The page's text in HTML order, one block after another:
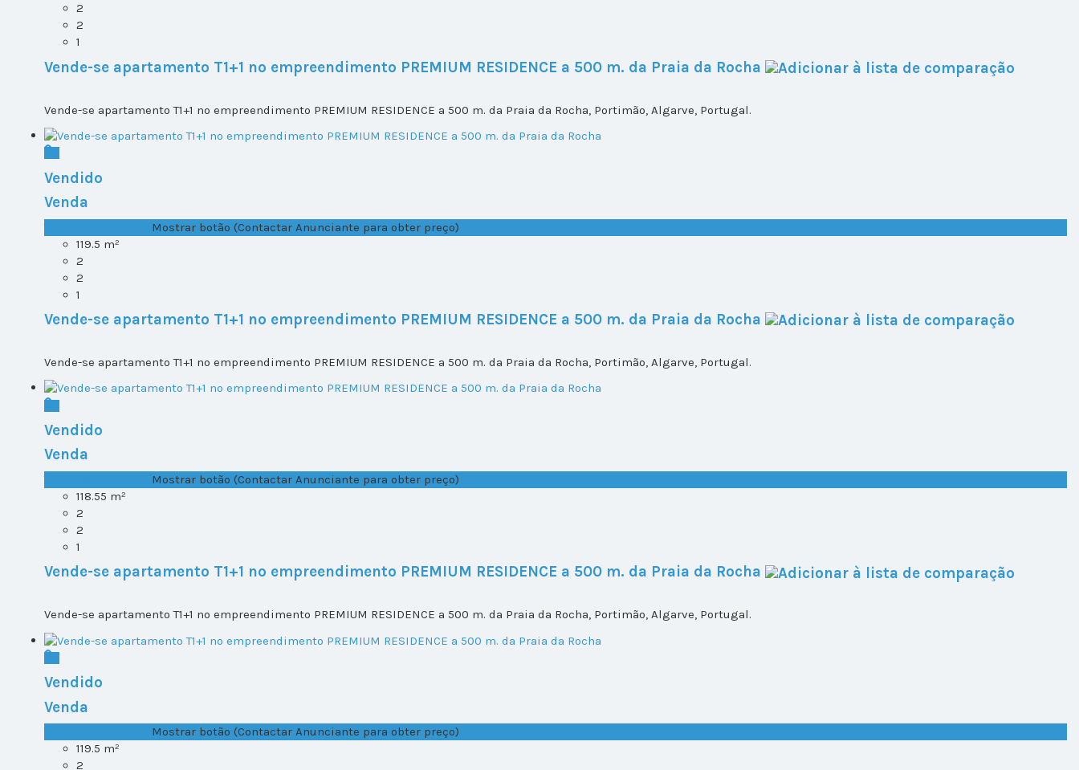
2
2
1
Vende-se apartamento T1+1 no empreendimento PREMIUM RESIDENCE a 500 m. da Praia da Rocha
Vende-se apartamento T1+1 no empreendimento PREMIUM RESIDENCE a 500 m. da Praia da Rocha, Portimão, Algarve, Portugal.
Vendido
Venda
Mostrar botão (Contactar Anunciante para obter preço)
119.5 m²
2
2
1
Vende-se apartamento T1+1 no empreendimento PREMIUM RESIDENCE a 500 m. da Praia da Rocha
Vende-se apartamento T1+1 no empreendimento PREMIUM RESIDENCE a 500 m. da Praia da Rocha, Portimão, Algarve, Portugal.
Vendido
Venda
Mostrar botão (Contactar Anunciante para obter preço)
118.55 m²
2
2
1
Vende-se apartamento T1+1 no empreendimento PREMIUM RESIDENCE a 500 m. da Praia da Rocha
Vende-se apartamento T1+1 no empreendimento PREMIUM RESIDENCE a 500 m. da Praia da Rocha, Portimão, Algarve, Portugal.
Vendido
Venda
Mostrar botão (Contactar Anunciante para obter preço)
119.5 m²
2